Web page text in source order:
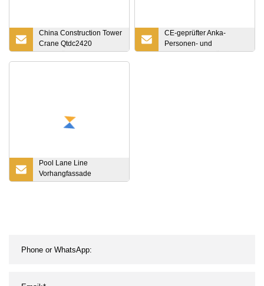
China Construction Tower
Crane Qtdc2420
Stationärer Derrickkran
CE-geprüfter Anka-
Personen- und
Materialaufzug für
Pool Lane Line
Vorhangfassade
Feuerverzinkung